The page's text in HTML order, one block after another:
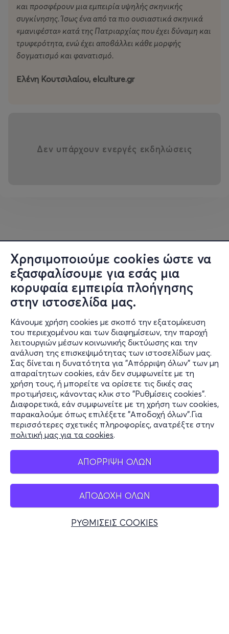
Χρησιμοποιούμε cookies ώστε να
εξασφαλίσουμε για εσάς μια
κορυφαία εμπειρία πλοήγησης
στην ιστοσελίδα μας.
Κάνουμε χρήση cookies με σκοπό την εξατομίκευση
του περιεχομένου και των διαφημίσεων, την παροχή
λειτουργιών μέσων κοινωνικής δικτύωσης και την
ανάλυση της επισκεψιμότητας των ιστοσελίδων μας.
Σας δίνεται η δυνατότητα για "Απόρριψη όλων" των μη
απαραίτητων cookies, εάν δεν συμφωνείτε με τη
χρήση τους, ή μπορείτε να ορίσετε τις δικές σας
προτιμήσεις, κάνοντας κλικ στο "Ρυθμίσεις cookies".
Διαφορετικά, εάν συμφωνείτε με τη χρήση των cookies,
παρακαλούμε όπως επιλέξετε "Αποδοχή όλων".Για
περισσότερες σχετικές πληροφορίες, ανατρέξτε στην
πολιτική μας για τα cookies.
ΑΠΟΡΡΙΨΗ ΟΛΩΝ
ΑΠΟΔΟΧΗ ΟΛΩΝ
ΡΥΘΜΙΣΕΙΣ COOKIES
και προσφέρουν μια εμπειρία υψηλής σκηνικής
συγκίνησης. Ίσως ένα από τα πιο ουσιαστικά σκηνικά
«μανιφέστα» κατά της Πατριαρχίας που έχει δύναμη και
τρυφερότητα, ενώ έχει αποβάλλει κάθε μορφής
δογματισμό και φανατισμό.
Ελένη Κουτσιλαίου, elculture.gr
Δεν υπάρχουν ενεργές εκδηλώσεις
Πληροφορίες
Υποστήριξη
Stay Connected
Mobile app